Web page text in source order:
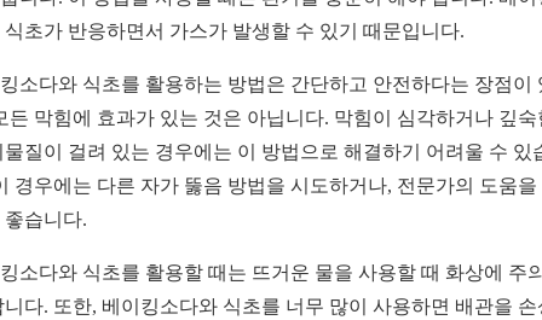
식초가 반응하면서 가스가 발생할 수 있기 때문입니다.
소다와 식초를 활용하는 방법은 간단하고 안전하다는 장점이
든 막힘에 효과가 있는 것은 아닙니다. 막힘이 심각하거나 깊숙
물질이 걸려 있는 경우에는 이 방법으로 해결하기 어려울 수 있
경우에는 다른 자가 뚫음 방법을 시도하거나, 전문가의 도움을
좋습니다.
소다와 식초를 활용할 때는 뜨거운 물을 사용할 때 화상에 주
니다. 또한, 베이킹소다와 식초를 너무 많이 사용하면 배관을 손